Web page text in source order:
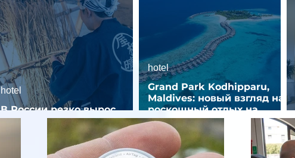
В России резко вырос
спрос на отели без звезд
hotel
Grand Park Kodhipparu,
Maldives: новый взгляд на
роскошный отдых на
Мальдивах
hotel